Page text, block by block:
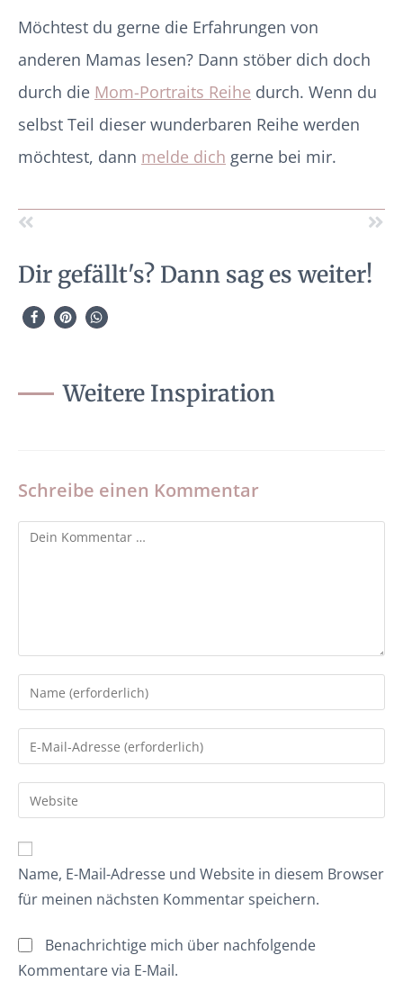
Möchtest du gerne die Erfahrungen von
anderen Mamas lesen? Dann stöber dich doch
durch die Mom-Portraits Reihe durch. Wenn du
selbst Teil dieser wunderbaren Reihe werden
möchtest, dann melde dich gerne bei mir.
Dir gefällt's? Dann sag es weiter!
Weitere Inspiration
Schreibe einen Kommentar
Name, E-Mail-Adresse und Website in diesem Browser
für meinen nächsten Kommentar speichern.
Benachrichtige mich über nachfolgende
Kommentare via E-Mail.